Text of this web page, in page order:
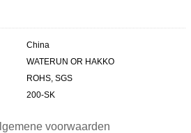
China
WATERUN OR HAKKO
ROHS, SGS
200-SK
voorwaarden